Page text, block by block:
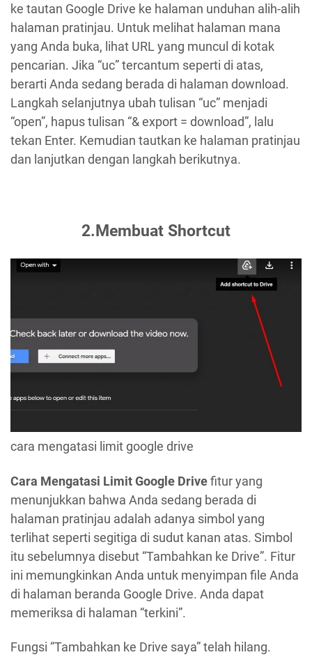
ke tautan Google Drive ke halaman unduhan alih-alih
halaman pratinjau. Untuk melihat halaman mana
yang Anda buka, lihat URL yang muncul di kotak
pencarian. Jika “uc” tercantum seperti di atas,
berarti Anda sedang berada di halaman download.
Langkah selanjutnya ubah tulisan “uc” menjadi
“open”, hapus tulisan “& export = download”, lalu
tekan Enter. Kemudian tautkan ke halaman pratinjau
dan lanjutkan dengan langkah berikutnya.
2.Membuat Shortcut
cara mengatasi limit google drive
Cara Mengatasi Limit Google Drivefitur yang
menunjukkan bahwa Anda sedang berada di
halaman pratinjau adalah adanya simbol yang
terlihat seperti segitiga di sudut kanan atas. Simbol
itu sebelumnya disebut “Tambahkan ke Drive”. Fitur
ini memungkinkan Anda untuk menyimpan file Anda
di halaman beranda Google Drive. Anda dapat
memeriksa di halaman “terkini”.
Fungsi “Tambahkan ke Drive saya” telah hilang.